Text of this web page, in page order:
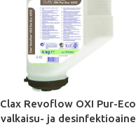
Clax Revoflow OXI Pur-Eco
valkaisu- ja desinfektioaine